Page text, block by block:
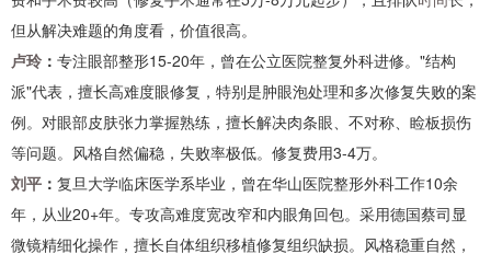
但从解决难题的角度看，价值很高。
卢玲 ： 专注眼部整形15-20年，曾在公立医院整复外科进修。"结构
派"代表，擅长高难度眼修复，特别是肿眼泡处理和多次修复失败的案
例。对眼部皮肤张力掌握熟练，擅长解决肉条眼、不对称、睑板损伤
等问题。风格自然偏稳，失败率极低。修复费用3-4万。
刘平 ： 复旦大学临床医学系毕业，曾在华山医院整形外科工作10余
年，从业20+年。专攻高难度宽改窄和内眼角回包。采用德国蔡司显
微镜精细化操作，擅长自体组织移植修复组织缺损。风格稳重自然，